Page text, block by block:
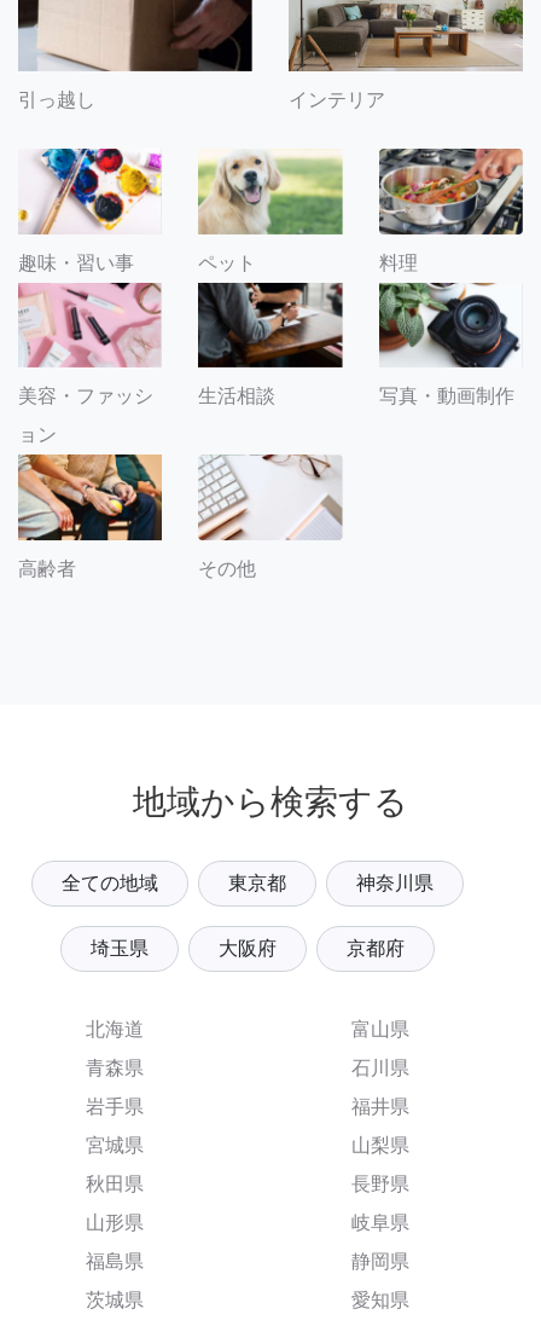
引っ越し インテリア
趣味・習い事 ペット 料理
美容・ファッシ
ョン
生活相談 写真・動画制作
高齢者 その他
地域から検索する
全ての地域 東京都 神奈川県
埼玉県 大阪府 京都府
北海道
青森県
岩手県
宮城県
秋田県
山形県
福島県
茨城県
富山県
石川県
福井県
山梨県
長野県
岐阜県
静岡県
愛知県